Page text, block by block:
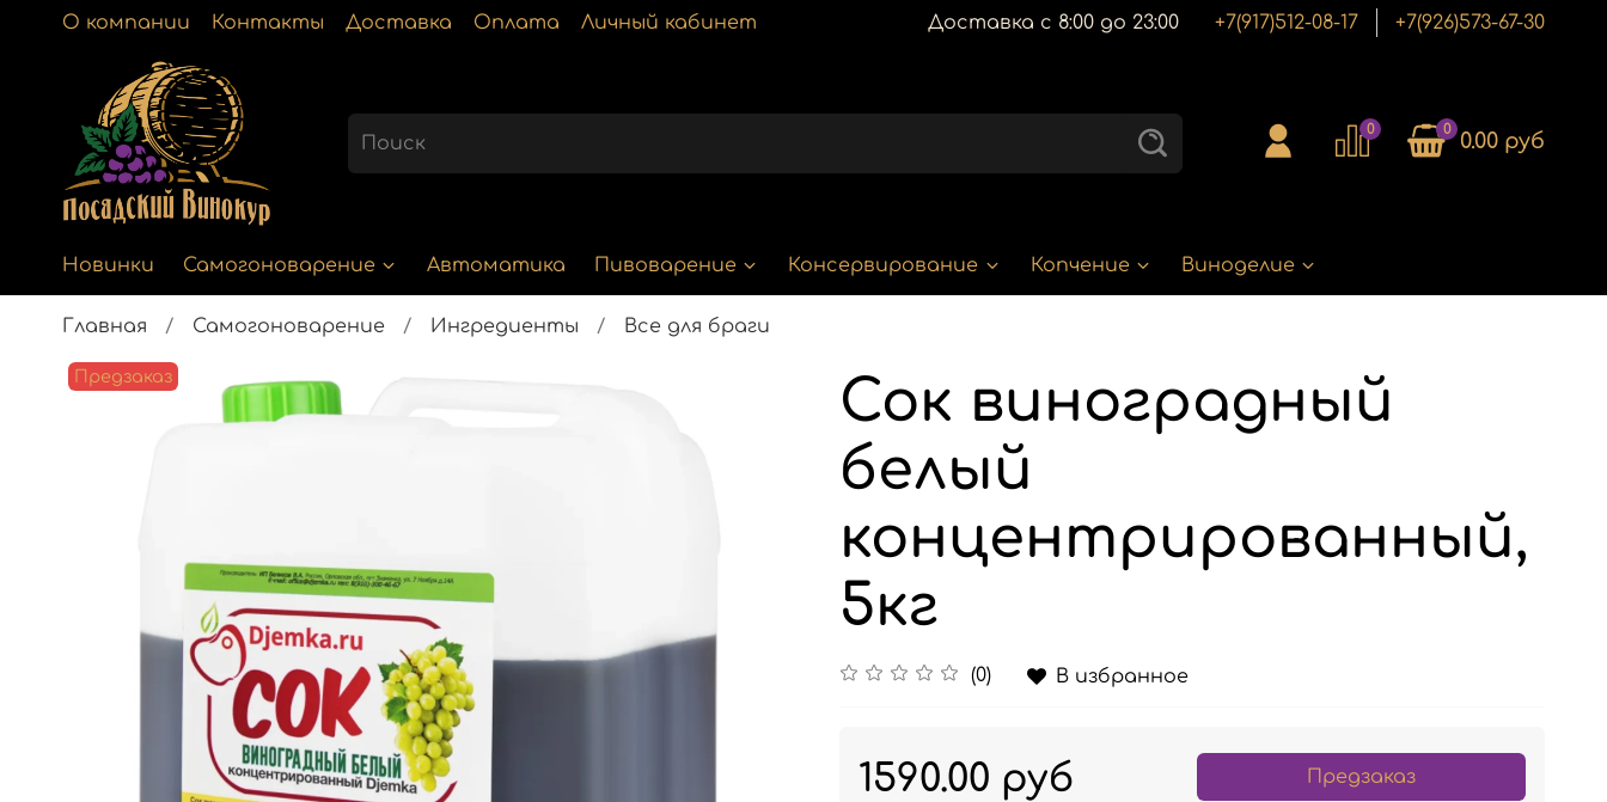
О компании Контакты Доставка Оплата Личный кабинет Доставка с 8:00 до 23:00 +7(917)512-08-17 +7(926)573-67-30
0 0 0.00 руб
Новинки Самогоноварение Автоматика Пивоварение Консервирование Копчение Виноделие
Главная Самогоноварение Ингредиенты Все для браги
Предзаказ
Сок виноградный
белый
концентрированный,
5кг
(0) В избранное
1590.00 руб Предзаказ